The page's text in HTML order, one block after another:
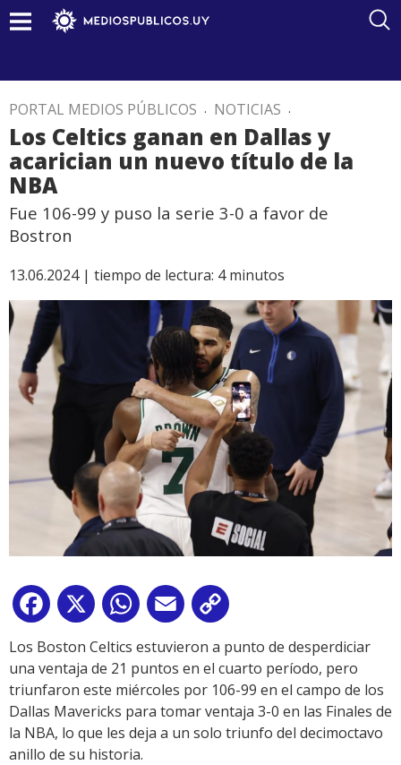
PORTAL MEDIOS PÚBLICOS . NOTICIAS .
Los Celtics ganan en Dallas y
acarician un nuevo título de la
NBA
Fue 106-99 y puso la serie 3-0 a favor de
Bostron
13.06.2024 | tiempo de lectura: 4 minutos
Facebook
X WhatsApp
Email
Link
Los Boston Celtics estuvieron a punto de desperdiciar
una ventaja de 21 puntos en el cuarto período, pero
triunfaron este miércoles por 106-99 en el campo de los
Dallas Mavericks para tomar ventaja 3-0 en las Finales de
la NBA, lo que les deja a un solo triunfo del decimoctavo
anillo de su historia.